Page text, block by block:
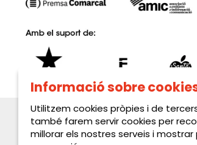
Informació sobre
Utilitzem cookies pròpies i de
també farem servir cookies per
millorar els nostres serveis i